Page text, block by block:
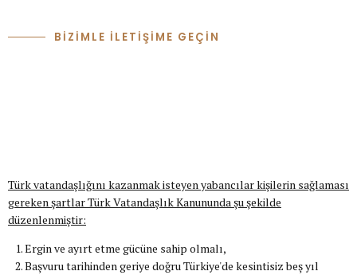
BİZİMLE İLETİŞİME GEÇİN
Türk vatandaşlığını kazanmak isteyen yabancılar kişilerin sağlaması
gereken şartlar Türk Vatandaşlık Kanununda şu şekilde
düzenlenmiştir:
Ergin ve ayırt etme gücüne sahip olmalı,
Başvuru tarihinden geriye doğru Türkiye'de kesintisiz beş yıl